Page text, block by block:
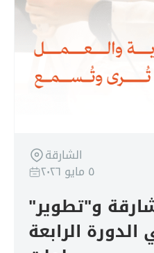
الشارقة
٥ مايو ٢٠٢٦
و"تطوير"
الرابعة